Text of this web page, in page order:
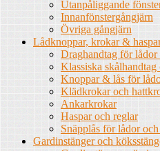
Utanpåliggande
Innanfönstergångjärn
Övriga gångjärn
Lådknoppar, krokar &
Draghandtag för lådor
Klassiska skålhandtag
Knoppar & lås för
Klädkrokar och
Ankarkrokar
Haspar och reglar
Snäpplås för lådor
Gardinstänger och